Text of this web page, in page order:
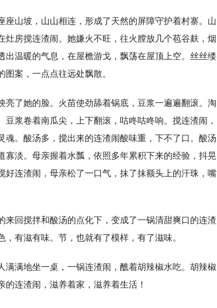
座山坡，山山相连，形成了天然的屏障守护着村寨。山
灶房搅连渣闹。她嫌火不旺，往火膛放几个苞谷麸，烟
出温暖的气息，在屋檐游戈，飘荡在屋顶上空。丝丝缕
案，一点点往远处飘散。
亮了她的脸。火苗使劲舔着锅底，豆浆一遍遍翻滚。淘
浆卷着南瓜尖，上下翻滚，咕咚咕咚响。搅连渣闹，
魂。酸汤多，搅出来的连渣闹酸味重，下不了口。酸汤
寡淡。母亲握着水瓢，依照多年累积下来的经验，抖晃
好连渣闹，母亲松了一口气，抹了抹额头上的汗珠，嘴
来回搅拌和酸汤的点化下，变成了一锅清甜爽口的连渣
有滋有味。节，也就有了模样，有了滋味。
满满地坐一桌，一锅连渣闹，醮着胡辣椒水吃。胡辣椒
连渣闹，滋养着家，滋养着生活！